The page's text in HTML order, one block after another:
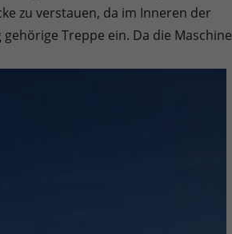
zu verstauen, da im Inneren der
Treppe ein. Da die Maschine